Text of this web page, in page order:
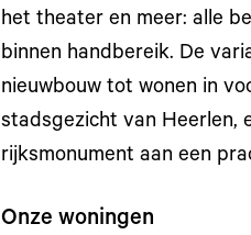
het theater en meer: alle
binnen handbereik. De
nieuwbouw tot wonen in
stadsgezicht van Heerlen,
rijksmonument aan een
Onze woningen